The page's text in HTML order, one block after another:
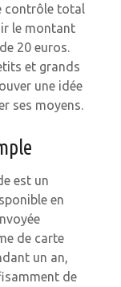
contrôle total
le montant
20 euros.
et grands
une idée
ses moyens.
est un
en
de carte
un an,
de